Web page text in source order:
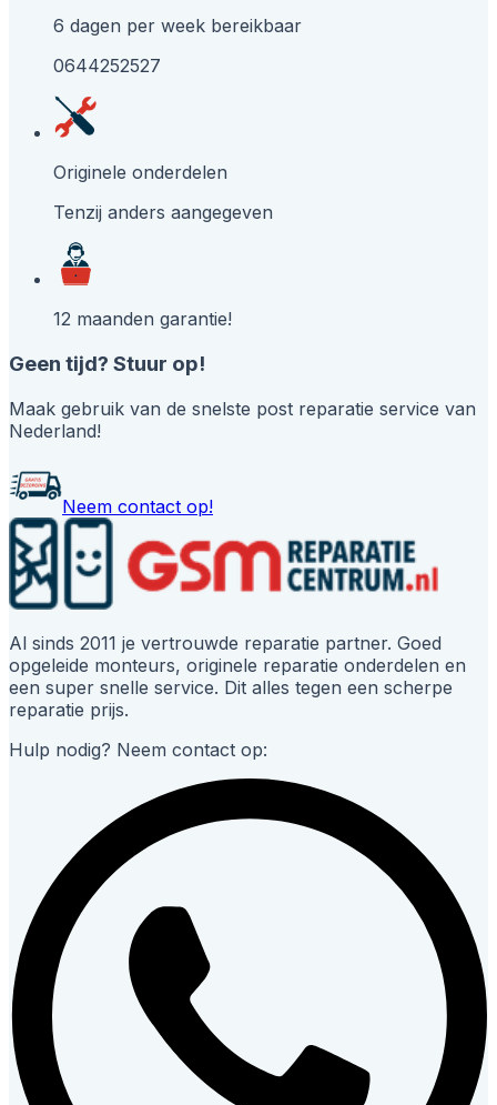
6 dagen per week bereikbaar
0644252527
Originele onderdelen
Tenzij anders aangegeven
12 maanden garantie!
Geen tijd? Stuur op!
Maak gebruik van de snelste post reparatie service van
Nederland!
Neem contact op!
Al sinds 2011 je vertrouwde reparatie partner. Goed
opgeleide monteurs, originele reparatie onderdelen en
een super snelle service. Dit alles tegen een scherpe
reparatie prijs.
Hulp nodig? Neem contact op: